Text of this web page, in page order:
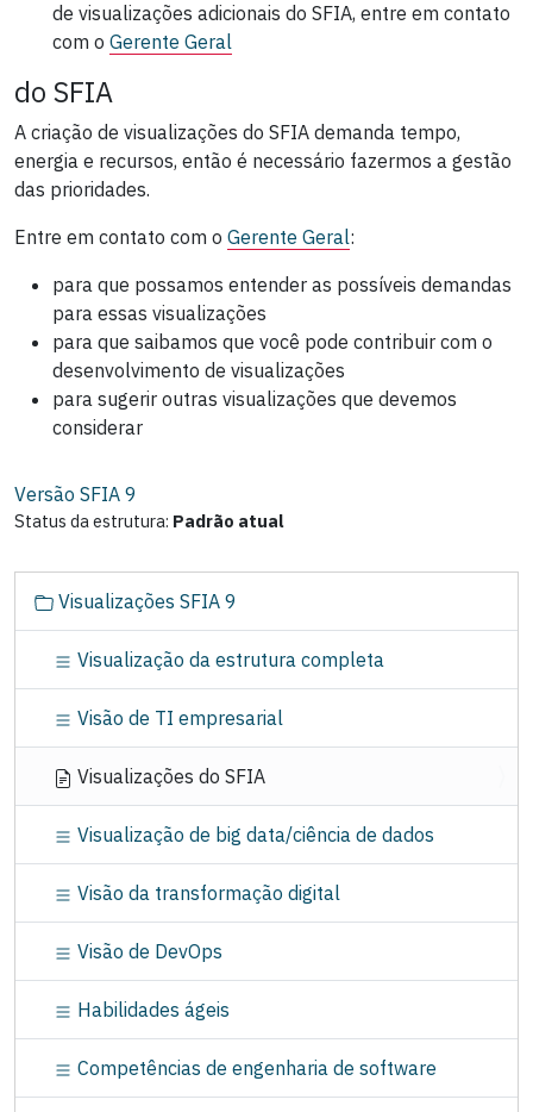
de visualizações adicionais do SFIA, entre em contato
com o Gerente Geral
do SFIA
A criação de visualizações do SFIA demanda tempo,
energia e recursos, então é necessário fazermos a gestão
das prioridades.
Entre em contato com o Gerente Geral:
para que possamos entender as possíveis demandas
para essas visualizações
para que saibamos que você pode contribuir com o
desenvolvimento de visualizações
para sugerir outras visualizações que devemos
considerar
Versão SFIA 9
Status da estrutura: Padrão atual
o
Visualizações SFIA 9
Visualização da estrutura completa
Visão de TI empresarial
Visualizações do SFIA
Visualização de big data/ciência de dados
Visão da transformação digital
Visão de DevOps
Habilidades ágeis
Competências de engenharia de software